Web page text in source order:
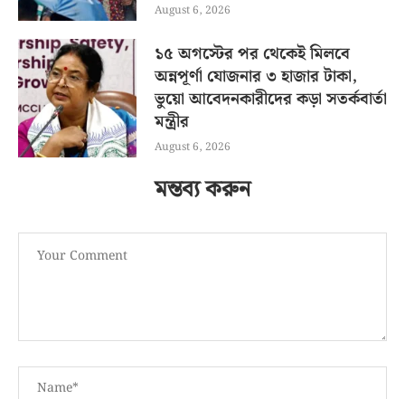
August 6, 2026
১৫ অগস্টের পর থেকেই মিলবে
অন্নপূর্ণা যোজনার ৩ হাজার টাকা,
ভুয়ো আবেদনকারীদের কড়া সতর্কবার্তা
মন্ত্রীর
August 6, 2026
মন্তব্য করুন